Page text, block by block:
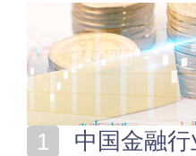
中国金融